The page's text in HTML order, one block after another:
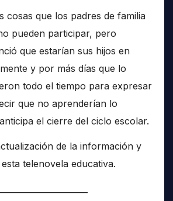
cosas que los padres de familia
pueden participar, pero
que estarían sus hijos en
y por más días que lo
todo el tiempo para expresar
que no aprenderían lo
el cierre del ciclo escolar.
de la información y
telenovela educativa.